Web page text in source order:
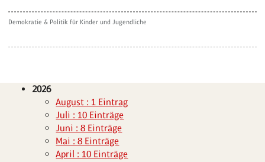
Demokratie & Politik für Kinder und Jugendliche
2026
August : 1 Eintrag
Juli : 10 Einträge
Juni : 8 Einträge
Mai : 8 Einträge
April : 10 Einträge